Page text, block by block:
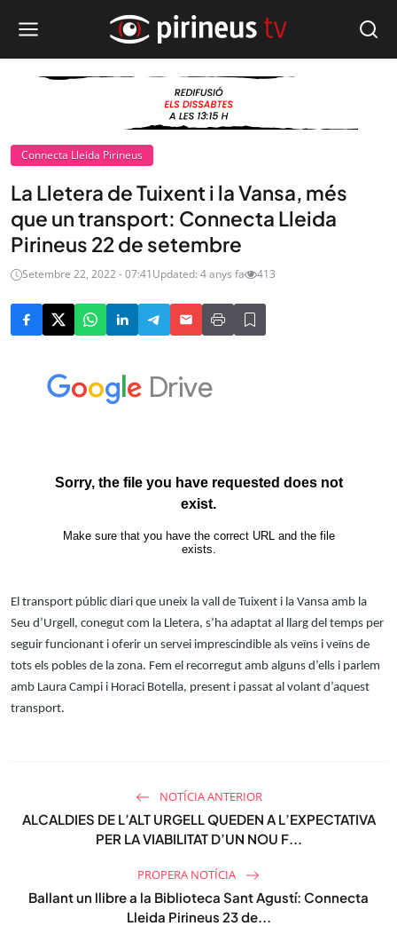
Connecta Lleida Pirineus
La Lletera de Tuixent i la Vansa, més
que un transport: Connecta Lleida
Pirineus 22 de setembre
Setembre 22, 2022 - 07:41Updated: 4 anys fa 413
El transport públic diari que uneix la vall de Tuixent i la Vansa amb la
Seu d’Urgell, conegut com la Lletera, s’ha adaptat al llarg del temps per
seguir funcionant i oferir un servei imprescindible als veïns i veïns de
tots els pobles de la zona. Fem el recorregut amb alguns d’ells i parlem
amb Laura Campi i Horaci Botella, present i passat al volant d’aquest
transport.
NOTÍCIA ANTERIOR
ALCALDIES DE L’ALT URGELL QUEDEN A L’EXPECTATIVA
PER LA VIABILITAT D’UN NOU F...
PROPERA NOTÍCIA
Ballant un llibre a la Biblioteca Sant Agustí: Connecta
Lleida Pirineus 23 de...